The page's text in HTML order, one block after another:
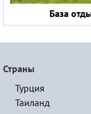
База
Страны
Турция
Таиланд